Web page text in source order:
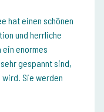
hat einen schönen
und herrliche
enormes
gespannt sind,
Sie werden